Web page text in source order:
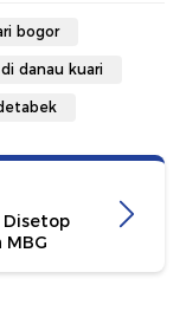
bogor
danau kuari
Disetop